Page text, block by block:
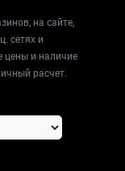
на сайте,
сетях и
цены и наличие
расчет.